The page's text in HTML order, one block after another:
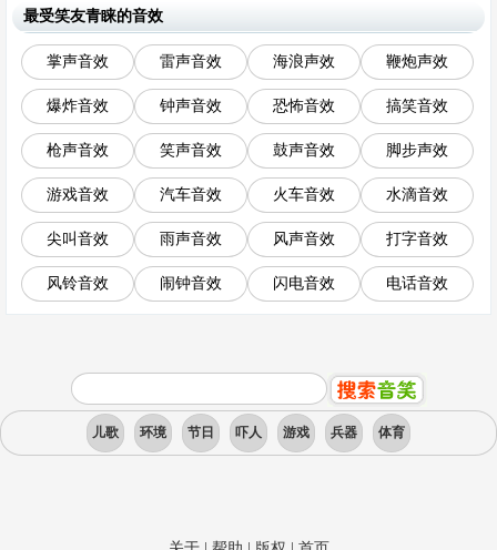
最受笑友青睐的音效
掌声音效 雷声音效 海浪声效 鞭炮声效
爆炸音效 钟声音效 恐怖音效 搞笑音效
枪声音效 笑声音效 鼓声音效 脚步声效
游戏音效 汽车音效 火车音效 水滴音效
尖叫音效 雨声音效 风声音效 打字音效
风铃音效 闹钟音效 闪电音效 电话音效
儿歌 环境 节日 吓人 游戏 兵器 体育